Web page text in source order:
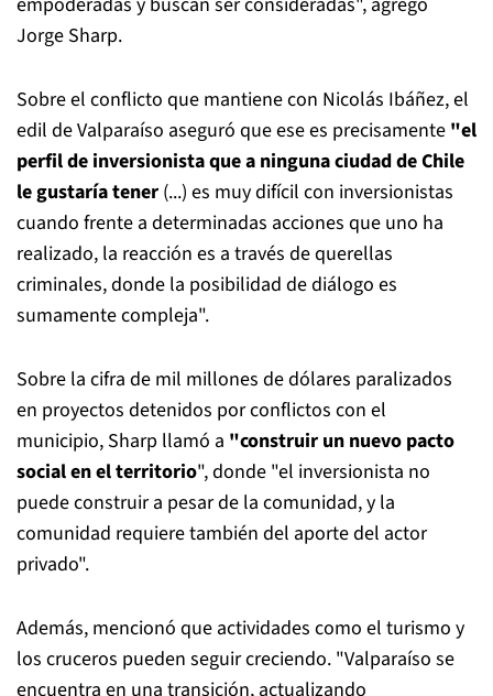
Jorge Sharp.
Sobre el conflicto que mantiene con Nicolás Ibáñez, el
edil de Valparaíso aseguró que ese es precisamente "el
perfil de inversionista que a ninguna ciudad de Chile
le gustaría tener (...) es muy difícil con inversionistas
cuando frente a determinadas acciones que uno ha
realizado, la reacción es a través de querellas
criminales, donde la posibilidad de diálogo es
sumamente compleja".
Sobre la cifra de mil millones de dólares paralizados
en proyectos detenidos por conflictos con el
municipio, Sharp llamó a "construir un nuevo pacto
social en el territorio", donde "el inversionista no
puede construir a pesar de la comunidad, y la
comunidad requiere también del aporte del actor
privado".
Además, mencionó que actividades como el turismo y
los cruceros pueden seguir creciendo. "Valparaíso se
encuentra en una transición, actualizando